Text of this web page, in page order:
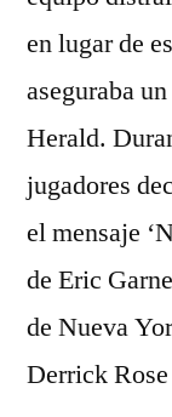
en lugar de
aseguraba
Herald.
jugadores
el mensaje
de Eric
de Nueva
Derrick